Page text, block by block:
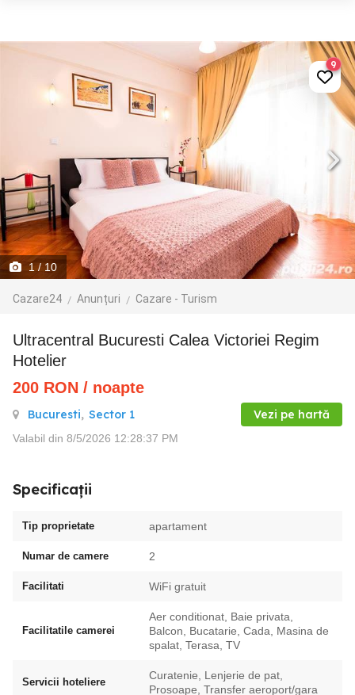
1/ 10
Cazare24 Anunțuri Cazare - Turism
9
Ultracentral Bucuresti Calea Victoriei Regim
Hotelier
200 RON / noapte
Bucuresti, Sector 1 Vezi pe hartă
Valabil din 8/5/2026 12:28:37 PM
Specificații
Tip proprietate apartament
Numar de camere 2
Facilitati WiFi gratuit
Facilitatile camerei
Aer conditionat, Baie privata,
Balcon, Bucatarie, Cada, Masina de
spalat, Terasa, TV
Servicii hoteliere
Curatenie, Lenjerie de pat,
Prosoape, Transfer aeroport/gara